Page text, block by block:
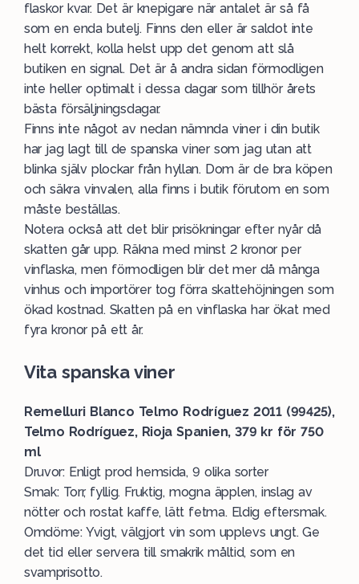
flaskor kvar. Det är knepigare när antalet är så få
som en enda butelj. Finns den eller är saldot inte
helt korrekt, kolla helst upp det genom att slå
butiken en signal. Det är å andra sidan förmodligen
inte heller optimalt i dessa dagar som tillhör årets
bästa försäljningsdagar.
Finns inte något av nedan nämnda viner i din butik
har jag lagt till de spanska viner som jag utan att
blinka själv plockar från hyllan. Dom är de bra köpen
och säkra vinvalen, alla finns i butik förutom en som
måste beställas.
Notera också att det blir prisökningar efter nyår då
skatten går upp. Räkna med minst 2 kronor per
vinflaska, men förmodligen blir det mer då många
vinhus och importörer tog förra skattehöjningen som
ökad kostnad. Skatten på en vinflaska har ökat med
fyra kronor på ett år.
Vita spanska viner
Remelluri Blanco Telmo Rodríguez 2011 (99425),
Telmo Rodríguez, Rioja Spanien, 379 kr för 750
ml
Druvor: Enligt prod hemsida, 9 olika sorter
Smak: Torr, fyllig. Fruktig, mogna äpplen, inslag av
nötter och rostat kaffe, lätt fetma. Eldig eftersmak.
Omdöme: Yvigt, välgjort vin som upplevs ungt. Ge
det tid eller servera till smakrik måltid, som en
svamprisotto.